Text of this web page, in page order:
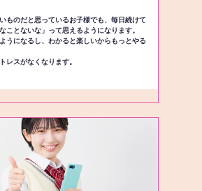
ものだと思っているお子様でも、毎日続けて
ことないな」って思えるようになります。
うになるし、わかると楽しいからもっとやる
レスがなくなります。